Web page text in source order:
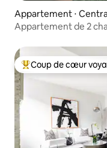
Appartement ⋅
Appartement de 2
Coups de cœur
Coup de cœur